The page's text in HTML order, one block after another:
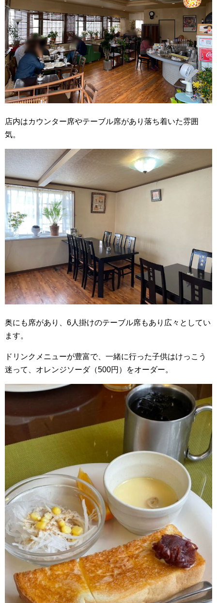
店内はカウンター席やテーブル席があり落ち着いた雰囲
気。
奥にも席があり、6人掛けのテーブル席もあり広々としてい
ます。
ドリンクメニューが豊富で、一緒に行った子供はけっこう
迷って、オレンジソーダ（500円）をオーダー。